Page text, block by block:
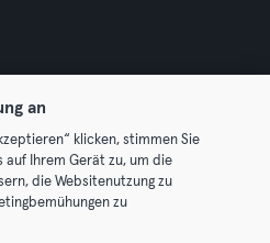
GmbH. All rights reserved.
an
klicken, stimmen Sie
auf Ihrem Gerät zu, um die
die Websitenutzung zu
zu